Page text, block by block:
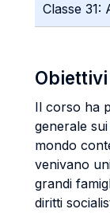
Classe 31:
Il corso ha
generale
mondo
venivano
grandi
diritti